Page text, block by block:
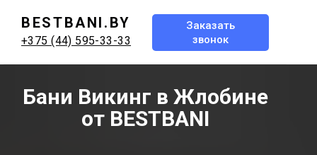
+375 (44) 595-33-33
Заказать
звонок
BESTBANI.BY
Бани Викинг в Жлобине
от BESTBANI